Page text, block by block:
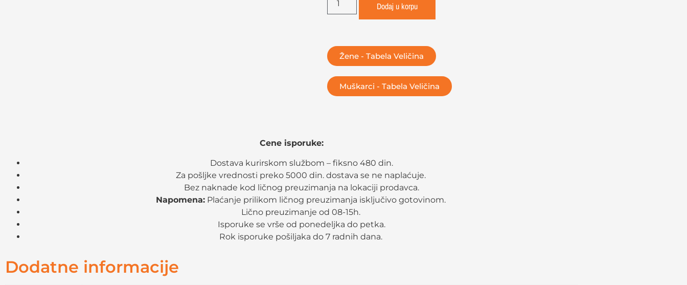
Dodaj u korpu
Žene - Tabela Veličina
Muškarci - Tabela Veličina
Cene isporuke:
Dostava kurirskom službom – fiksno 480 din.
Za pošljke vrednosti preko 5000 din. dostava se ne naplaćuje.
Bez naknade kod ličnog preuzimanja na lokaciji prodavca.
Napomena:Plaćanje prilikom ličnog preuzimanja isključivo gotovinom.
Lično preuzimanje od 08-15h.
Isporuke se vrše od ponedeljka do petka.
Rok isporuke pošiljaka do 7 radnih dana.
Dodatne informacije